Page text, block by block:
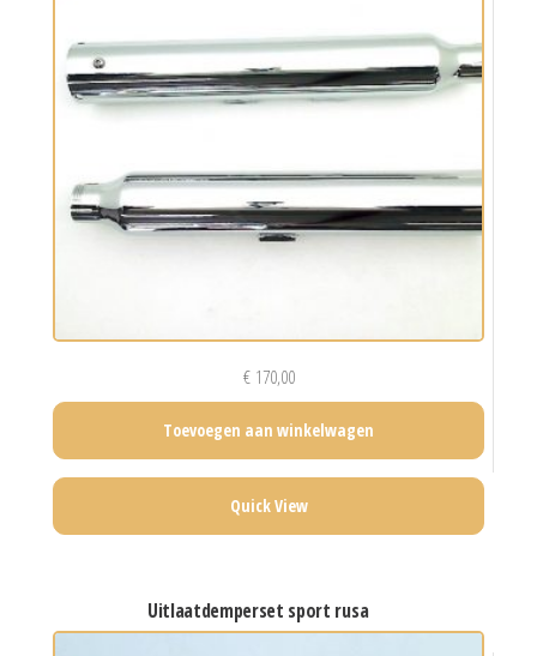
€170,00
Toevoegen aan winkelwagen
Quick View
uitlaatdemperset sport rusa